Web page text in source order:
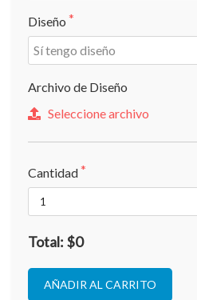
Diseño
Archivo de Diseño
Seleccione archivo
Cantidad
Total: $0
AÑADIR AL CARRITO